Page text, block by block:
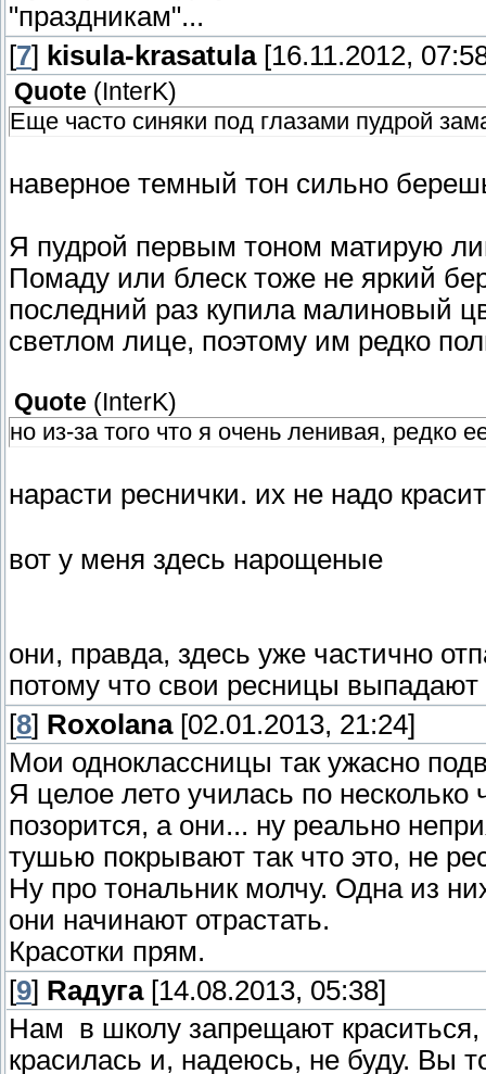
"праздникам"...
[7] kisula-krasatula[16.11.2012,
Quote ( InterK)
Еще часто синяки под глазами пудрой
наверное темный тон сильно
Я пудрой первым тоном матирую
Помаду или блеск тоже не яркий
последний раз купила малиновый
светлом лице, поэтому им редко
Quote ( InterK)
но из-за того что я очень ленивая, редко
нарасти реснички. их не надо
вот у меня здесь нарощеные
они, правда, здесь уже частично
потому что свои ресницы
[8] Roxolana[02.01.2013, 21:24]
Мои одноклассницы так ужасно
Я целое лето училась по
позорится, а они... ну реально
тушью покрывают так что это, не
Ну про тональник молчу. Одна из
они начинают отрастать.
Красотки прям.
[9] Rадуга[14.08.2013, 05:38]
Нам в школу запрещают
красилась и, надеюсь, не буду. Вы